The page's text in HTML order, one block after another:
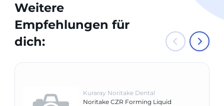
Weitere
Empfehlungen für
dich:
Kuraray Noritake Dental
Noritake CZR Forming Liquid